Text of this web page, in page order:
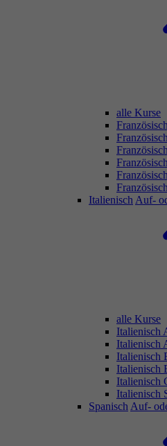
alle Kurse
Italienisch Auf-
alle Kurse
Italienisch
Italienisch
Italienisch
Italienisch
Italienisch
Italienisch
Spanisch Auf-